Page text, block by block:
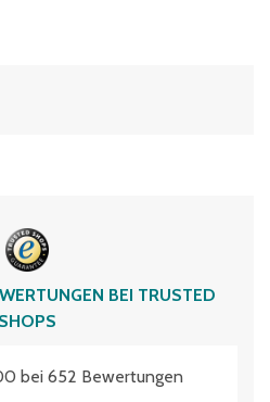
BEI TRUSTED
SHOPS
bei 652 Bewertungen